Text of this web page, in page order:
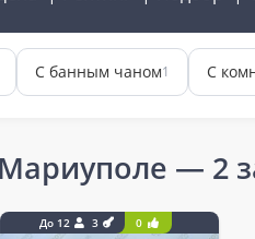
С банным чаном1 С
— 2
До 12 3 0